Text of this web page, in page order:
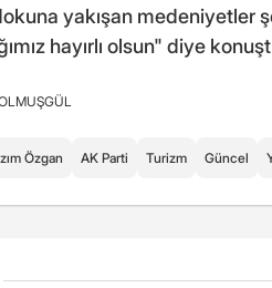
yakışan medeniyetler
hayırlı olsun" diye
Özgan AK Parti Turizm Güncel